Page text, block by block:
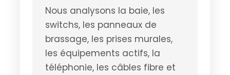
Nous analysons la baie, les
switchs, les panneaux de
brassage, les prises murales,
les équipements actifs, la
téléphonie, les câbles fibre et